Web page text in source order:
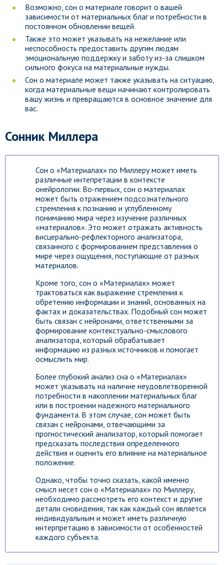
Возможно, сон о материале говорит о вашей
зависимости от материальных благ и потребности в
постоянном обновлении вещей.
Также это может указывать на нежелание или
неспособность предоставить другим людям
эмоциональную поддержку и заботу из-за слишком
сильного фокуса на материальные нужды.
Сон о материале может также указывать на ситуацию,
когда материальные вещи начинают контролировать
вашу жизнь и превращаются в основное значение для
вас.
Сонник Миллера
Сон о «Материалах» по Миллеру может иметь
различные интепретации в контексте
онейрологии. Во-первых, сон о материалах
может быть отражением подсознательного
стремления к познанию и углубленному
пониманию мира через изучение различных
«материалов». Это может отражать активность
висцерально-рефлекторного анализатора,
связанного с формированием представления о
мире через ощущения, поступающие от разных
материалов.
Кроме того, сон о «Материалах» может
трактоваться как выражение стремления к
обретению информации и знаний, основанных на
фактах и доказательствах. Подобный сон может
быть связан с нейронами, ответственными за
формирование контекстуально-смыслового
анализатора, который обрабатывает
информацию из разных источников и помогает
осмыслить мир.
Более глубокий анализ сна о «Материалах»
может указывать на наличие неудовлетворенной
потребности в накоплении материальных благ
или в построении надежного материального
фундамента. В этом случае, сон может быть
связан с нейронами, отвечающими за
прогностический анализатор, который помогает
предсказать последствия определенного
действия и оценить его влияние на материальное
положение.
Однако, чтобы точно сказать, какой именно
смысл несет сон о «Материалах» по Миллеру,
необходимо рассмотреть его контекст и другие
детали сновидения, так как каждый сон является
индивидуальным и может иметь различную
интерпретацию в зависимости от особенностей
каждого субъекта.